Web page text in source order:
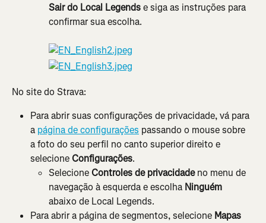
Sair do Local Legends e siga as instruções para
confirmar sua escolha.
No site do Strava:
Para abrir suas configurações de privacidade, vá para
a página de configurações passando o mouse sobre
a foto do seu perfil no canto superior direito e
selecione Configurações.
Selecione Controles de privacidade no menu de
navegação à esquerda e escolha Ninguém
abaixo de Local Legends.
Para abrir a página de segmentos, selecione Mapas